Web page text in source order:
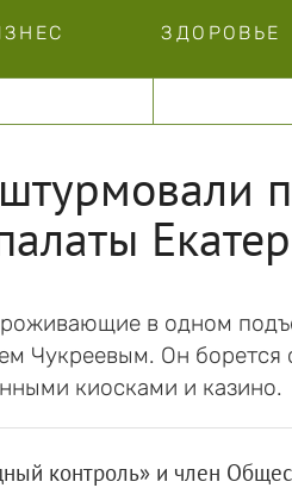
ЗДОРОВЬЕ
в одном
Чукреевым. Он борется
киосками и казино.
контроль» и член